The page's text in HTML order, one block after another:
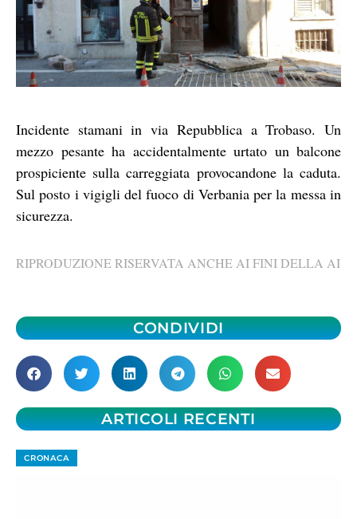
Incidente stamani in via Repubblica a Trobaso. Un
mezzo pesante ha accidentalmente urtato un balcone
prospiciente sulla carreggiata provocandone la caduta.
Sul posto i vigigli del fuoco di Verbania per la messa in
sicurezza.
RIPRODUZIONE RISERVATA ANCHE AI FINI DELLA AI
CONDIVIDI
ARTICOLI RECENTI
CRONACA